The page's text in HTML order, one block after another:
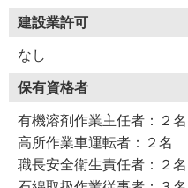
建設業許可
なし
保有資格者
有機溶剤作業主任者：２名
高所作業車運転者：２名
職長安全衛生責任者：２名